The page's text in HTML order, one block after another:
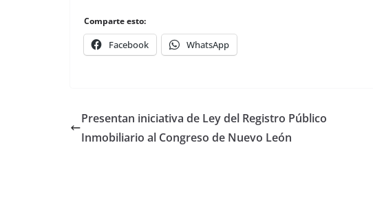
Comparte esto:
Facebook WhatsApp
Presentan iniciativa de Ley del Registro Público
Inmobiliario al Congreso de Nuevo León